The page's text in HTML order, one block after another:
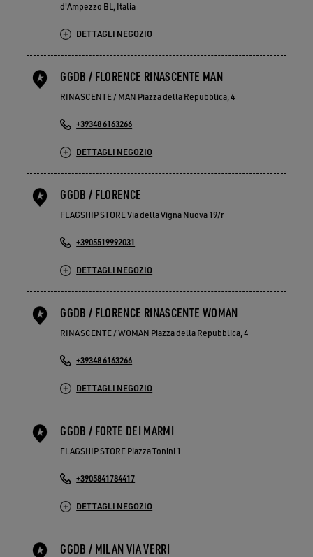
d'Ampezzo BL, Italia
DETTAGLI NEGOZIO
GGDB / FLORENCE RINASCENTE MAN
RINASCENTE / MAN Piazza della Repubblica, 4
+39348 6163266
DETTAGLI NEGOZIO
GGDB / FLORENCE
FLAGSHIP STORE Via della Vigna Nuova 19/r
+3905519992031
DETTAGLI NEGOZIO
GGDB / FLORENCE RINASCENTE WOMAN
RINASCENTE / WOMAN Piazza della Repubblica, 4
+39348 6163266
DETTAGLI NEGOZIO
GGDB / FORTE DEI MARMI
FLAGSHIP STORE Piazza Tonini 1
+3905841784417
DETTAGLI NEGOZIO
GGDB / MILAN VIA VERRI